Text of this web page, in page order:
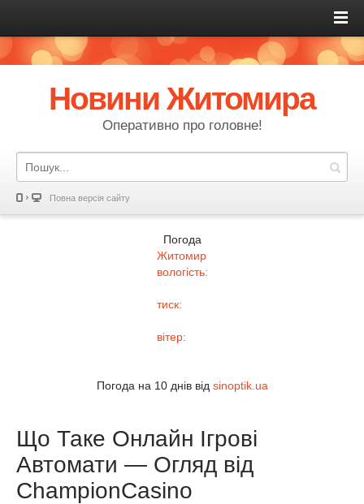
Новини Житомира
Оперативно про головне!
Повна версія сайту
Погода
Житомир
вологість:
тиск:
вітер:
Погода на 10 днів від sinoptik.ua
Що Таке Онлайн Ігрові
Автомати — Огляд від
ChampionCasino